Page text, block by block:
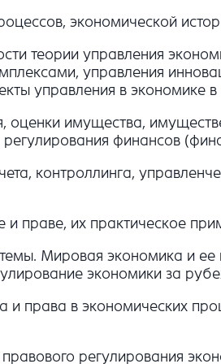
экономической
теории управления
управления
управления в экономике
имущества,
финансов
контроллинга,
и праве, их практическое
Мировая экономика и ее
экономики за
и права в экономических
регулирования